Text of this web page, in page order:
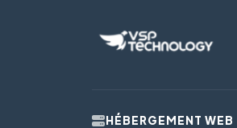
HÉBERGEMENT WEB